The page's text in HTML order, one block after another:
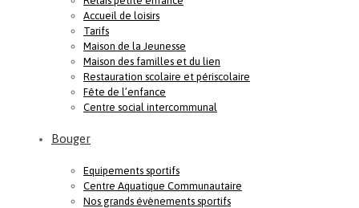
Accueil de loisirs
Tarifs
Maison de la Jeunesse
Maison des familles et du lien
Restauration scolaire et périscolaire
Fête de l’enfance
Centre social intercommunal
Bouger
Equipements sportifs
Centre Aquatique Communautaire
Nos grands évènements sportifs